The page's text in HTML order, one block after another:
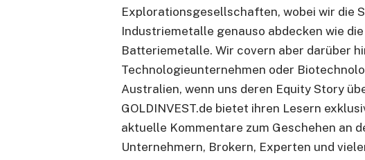
Explorationsgesellschaften, wobei wir die
Industriemetalle genauso abdecken wie
Batteriemetalle. Wir covern aber darüber
Technologieunternehmen oder
Australien, wenn uns deren Equity Story
GOLDINVEST.de bietet ihren Lesern
aktuelle Kommentare zum Geschehen an
Unternehmern, Brokern, Experten und